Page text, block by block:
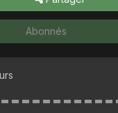
Abonnés